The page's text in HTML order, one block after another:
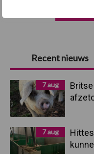
Primaire
Sidebar
Recent nieuws
7 aug
7 aug